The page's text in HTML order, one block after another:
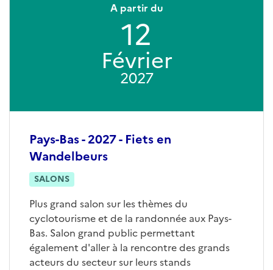
Pays-Bas - 2027 - Fiets en
Wandelbeurs
SALONS
Plus grand salon sur les thèmes du
cyclotourisme et de la randonnée aux Pays-
Bas. Salon grand public permettant
également d'aller à la rencontre des grands
acteurs du secteur sur leurs stands
A partir du
12
Février
2027